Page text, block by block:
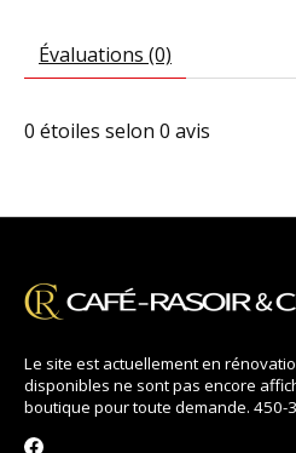
Évaluations (0)
0 étoiles selon 0 avis
Le site est actuellement en
disponibles ne sont pas encore
boutique pour toute demande. 450-